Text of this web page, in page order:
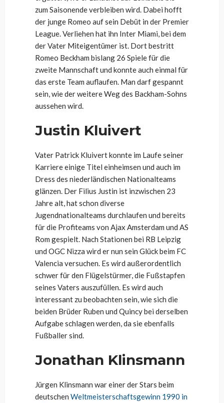
zum Saisonende verbleiben wird. Dabei hofft
der junge Romeo auf sein Debüt in der Premier
League. Verliehen hat ihn Inter Miami, bei dem
der Vater Miteigentümer ist. Dort bestritt
Romeo Beckham bislang 26 Spiele für die
zweite Mannschaft und konnte auch einmal für
das erste Team auflaufen. Man darf gespannt
sein, wie der weitere Weg des Backham-Sohns
aussehen wird.
Justin Kluivert
Vater Patrick Kluivert konnte im Laufe seiner
Karriere einige Titel einheimsen und auch im
Dress des niederländischen Nationalteams
glänzen. Der Filius Justin ist inzwischen 23
Jahre alt, hat schon diverse
Jugendnationalteams durchlaufen und bereits
für die Profiteams von Ajax Amsterdam und AS
Rom gespielt. Nach Stationen bei RB Leipzig
und OGC Nizza wird er nun sein Glück beim FC
Valencia versuchen. Es wird außerordentlich
schwer für den Flügelstürmer, die Fußstapfen
seines Vaters auszufüllen. Es wird auch
interessant zu beobachten sein, wie sich die
beiden Brüder Ruben und Quincy bei derselben
Aufgabe schlagen werden, da sie ebenfalls
Fußballer sind.
Jonathan Klinsmann
Jürgen Klinsmann war einer der Stars beim
deutschen Weltmeisterschaftsgewinn 1990 in